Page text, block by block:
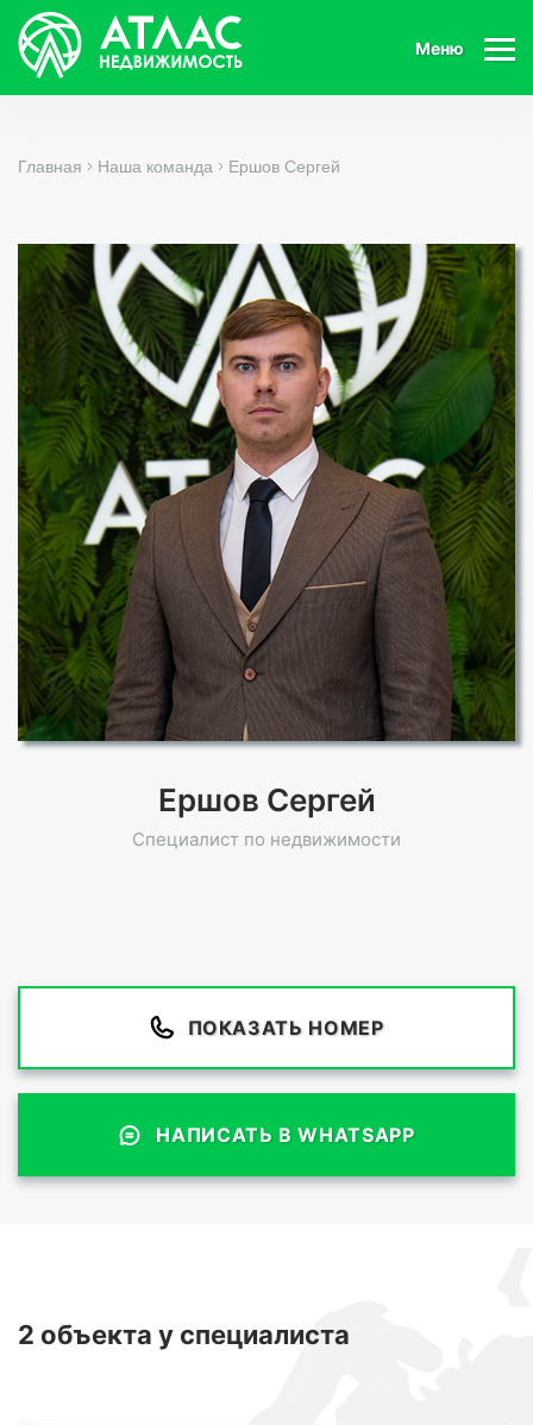
Меню
Главная Наша команда Ершов Сергей
Ершов Сергей
Специалист по недвижимости
ПОКАЗАТЬ НОМЕР
НАПИСАТЬ В WHATSAPP
2 объекта у специалиста